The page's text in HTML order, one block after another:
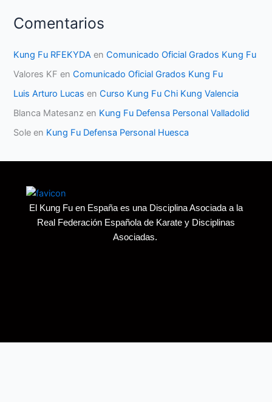
Comentarios
Kung Fu RFEKYDA enComunicado Oficial Grados Kung Fu
Valores KF enComunicado Oficial Grados Kung Fu
Luis Arturo Lucas enCurso Kung Fu Chi Kung Valencia
Blanca Matesanz en Kung Fu Defensa Personal Valladolid
Sole en Kung Fu Defensa Personal Huesca
El Kung Fu en España es una Disciplina Asociada a la
Real Federación Española de Karate y Disciplinas
Asociadas.